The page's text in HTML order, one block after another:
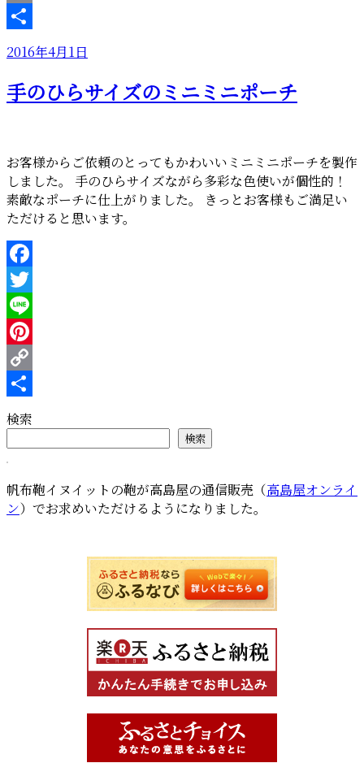
Copy
Link
投
日:
2016年4月1日
手のひらサイズのミニミニポーチ
お客様からご依頼のとってもかわいいミニミニポーチを製作
しました。 手のひらサイズながら多彩な色使いが個性的！
素敵なポーチに仕上がりました。 きっとお客様もご満足い
ただけると思います。
Facebook
Twitter
Line
Pinterest
Copy
Link
共
有
検索
検索
帆布鞄イヌイットの鞄が高島屋の通信販売（高島屋オンライ
ン）でお求めいただけるようになりました。